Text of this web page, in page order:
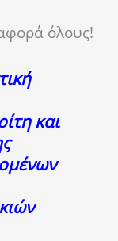
όλους!
και